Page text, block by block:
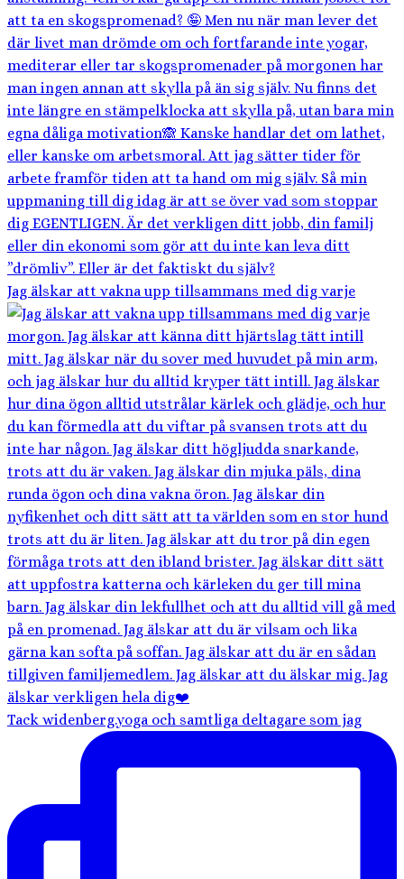
Jag älskar att vakna upp tillsammans med dig varje
Tack widenberg.yoga och samtliga deltagare som jag